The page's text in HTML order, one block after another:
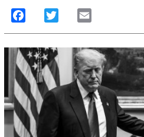
Facebook Twitter